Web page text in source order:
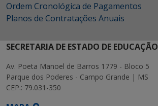
Ordem Cronológica de Pagamentos
Planos de Contratações Anuais
SECRETARIA DE ESTADO DE EDUCAÇÃO
Av. Poeta Manoel de Barros 1779 - Bloco 5
Parque dos Poderes - Campo Grande | MS
CEP.: 79.031-350